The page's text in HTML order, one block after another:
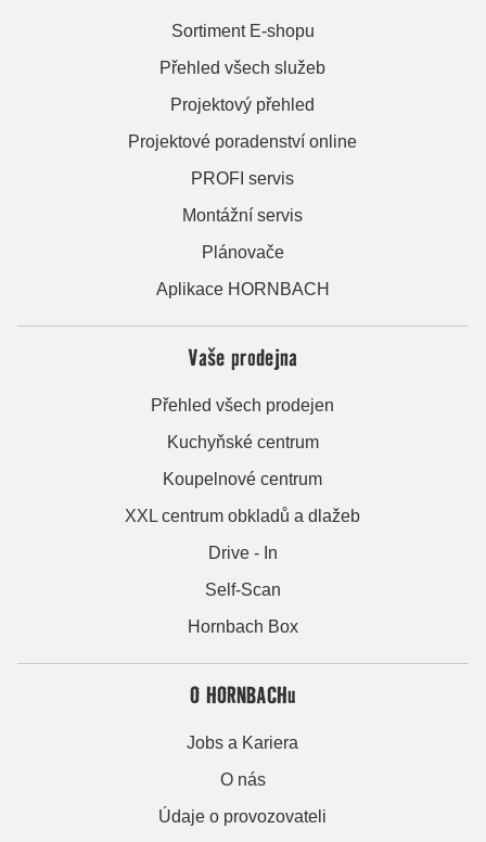
Sortiment E-shopu
Přehled všech služeb
Projektový přehled
Projektové poradenství online
PROFI servis
Montážní servis
Plánovače
Aplikace HORNBACH
Vaše prodejna
Přehled všech prodejen
Kuchyňské centrum
Koupelnové centrum
XXL centrum obkladů a dlažeb
Drive - In
Self-Scan
Hornbach Box
O HORNBACHu
Jobs a Kariera
O nás
Údaje o provozovateli